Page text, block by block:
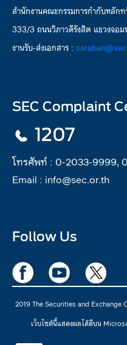
สำนักงานคณะกรรมการกำกับหลั
333/3 ถนนวิภาวดีรังสิต แขวงจอ
งานรับ-ส่งเอกสาร :
SEC Complaint
1207
โทรศัพท์ : 0-2033-9999,
Email : info@sec.or.th
Follow Us
2019 The Securities and
เว็บไซต์นี้แสดงผลได้ดีบน